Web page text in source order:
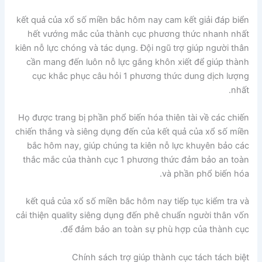
kết quả của xổ số miền bắc hôm nay cam kết giải đáp biển
hết vướng mắc của thành cục phương thức nhanh nhất
kiên nỗ lực chóng và tác dụng. Đội ngũ trợ giúp người thân
cần mang đến luôn nỗ lực gắng khôn xiết để giúp thành
cục khắc phục câu hỏi 1 phương thức dung dịch lượng
nhất.
Họ được trang bị phần phổ biến hóa thiên tài về các chiến
chiến thắng và siêng dụng đến của kết quả của xổ số miền
bắc hôm nay, giúp chúng ta kiên nỗ lực khuyên bảo các
thắc mắc của thành cục 1 phương thức đảm bảo an toàn
và phần phổ biến hóa.
kết quả của xổ số miền bắc hôm nay tiếp tục kiểm tra và
cải thiện quality siêng dụng đến phê chuẩn người thân vốn
để đảm bảo an toàn sự phù hợp của thành cục.
Chính sách trợ giúp thành cục tách tách biệt